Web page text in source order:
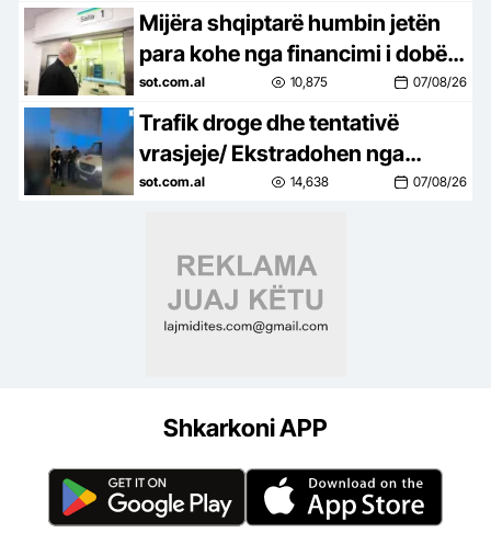
Covid-19, mijëra të tjerë…
Mijëra shqiptarë humbin jetën
para kohe nga financimi i dobët i
shëndetësisë, Dhoma
Amerikane ngre alarmin dhe
godet…
sot.com.al 10,875 07/08/26
Trafik droge dhe tentativë
vrasjeje/ Ekstradohen nga
Kolumbia e Italia 2 persona të
sot.com.al 14,638 07/08/26
Shkarkoni APP